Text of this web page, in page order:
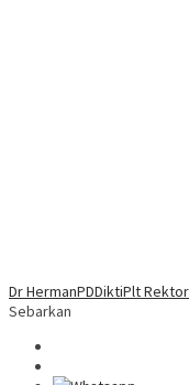
Dr HermanPDDiktiPlt Rektor
Sebarkan